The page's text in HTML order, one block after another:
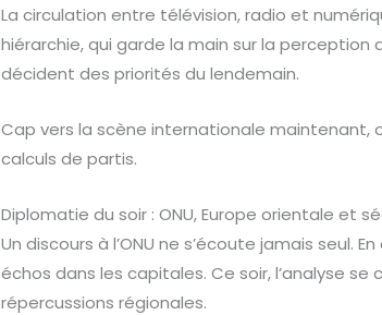
La circulation entre télévision, radio et
hiérarchie, qui garde la main sur la perception
décident des priorités du lendemain.
Cap vers la scène internationale maintenant,
calculs de partis.
Diplomatie du soir : ONU, Europe orientale et
Un discours à l’ONU ne s’écoute jamais
échos dans les capitales. Ce soir, l’analyse
répercussions régionales.